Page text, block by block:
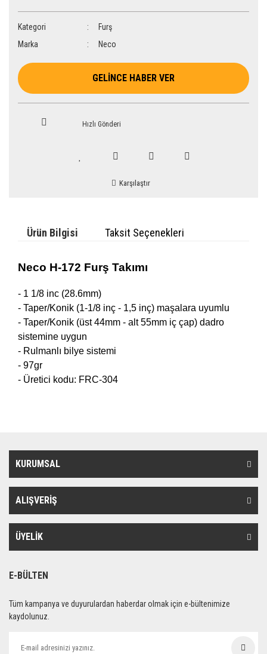
Kategori
Furş
Marka
Neco
GELİNCE HABER VER
Hızlı Gönderi
Karşılaştır
Ürün Bilgisi Taksit Seçenekleri
Neco H-172 Furş Takımı
- 1 1/8 inc (28.6mm)
- Taper/Konik (1-1/8 inç - 1,5 inç) maşalara uyumlu
- Taper/Konik (üst 44mm - alt 55mm iç çap) dadro
sistemine uygun
- Rulmanlı bilye sistemi
- 97gr
- Üretici kodu: FRC-304
KURUMSAL
ALIŞVERİŞ
ÜYELİK
E-BÜLTEN
Tüm kampanya ve duyurulardan haberdar olmak için e-bültenimize
kaydolunuz.